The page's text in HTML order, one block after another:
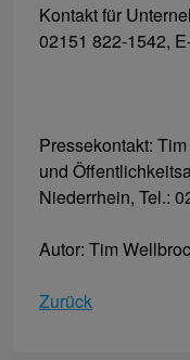
Kontakt für
02151 822-1542,
Pressekontakt:
und
Niederrhein, Tel.:
Autor: Tim
Zurück